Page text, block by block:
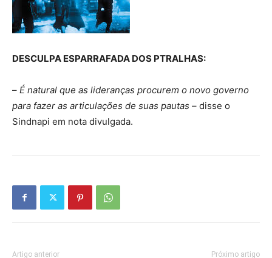
DESCULPA ESPARRAFADA DOS PTRALHAS:
– É natural que as lideranças procurem o novo governo
para fazer as articulações de suas pautas – disse o
Sindnapi em nota divulgada.
Artigo anterior Próximo artigo